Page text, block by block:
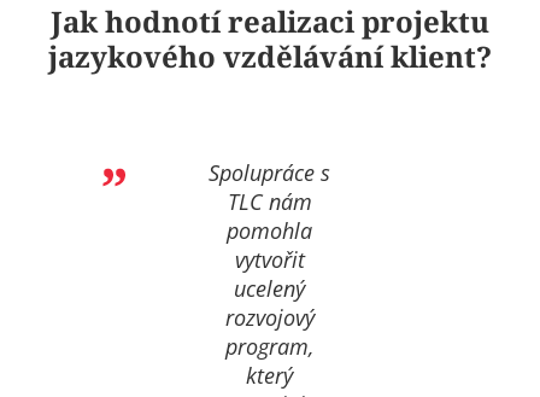
Jak hodnotí realizaci projektu
jazykového vzdělávání klient?
Spolupráce s
TLC nám
pomohla
vytvořit
ucelený
rozvojový
program,
který